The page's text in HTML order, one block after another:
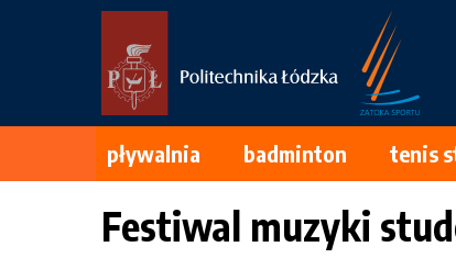
pływalnia badminton tenis
Festiwal muzyki